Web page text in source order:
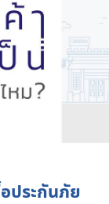
ประกันภัย